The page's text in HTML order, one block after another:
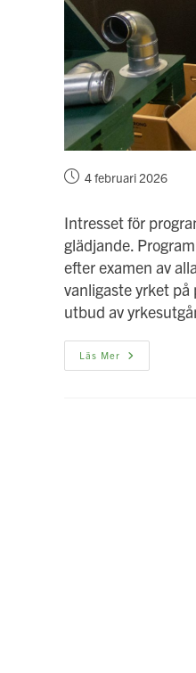
Inlägget4 februari 2026
Intresset för
glädjande.
efter examen av
vanligaste yrket
utbud av
Läs Mer Fler
Möjligheter